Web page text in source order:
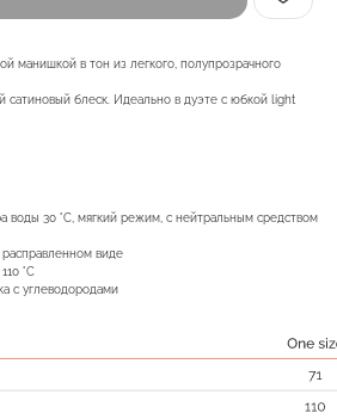
манишкой в тон из легкого, полупрозрачного
сатиновый блеск. Идеально в дуэте с юбкой light
воды 30 °C, мягкий режим, с нейтральным средством
виде
°C
с углеводородами